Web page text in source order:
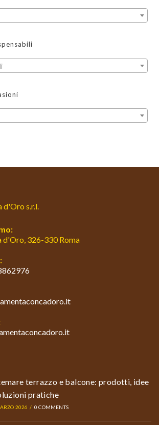
d'Oro s.r.l.
d'Oro, 326-330 Roma
Opens
terrazzo e balcone: prodotti, idee
pratiche
2026 / 0 COMMENTS